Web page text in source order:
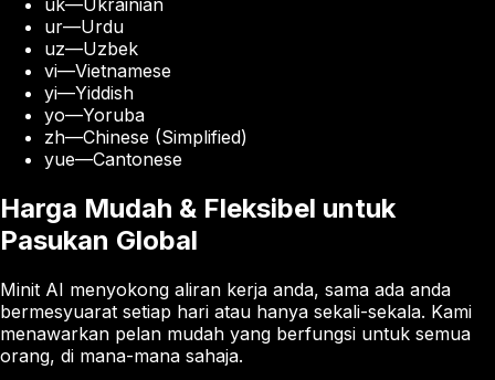
uk—Ukrainian
ur—Urdu
uz—Uzbek
vi—Vietnamese
yi—Yiddish
yo—Yoruba
zh—Chinese (Simplified)
yue—Cantonese
Harga Mudah & Fleksibel untuk
Pasukan Global
Minit AI menyokong aliran kerja anda, sama ada anda
bermesyuarat setiap hari atau hanya sekali-sekala. Kami
menawarkan pelan mudah yang berfungsi untuk semua
orang, di mana-mana sahaja.